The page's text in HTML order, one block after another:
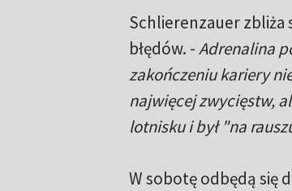
Schlierenzauer zbliża
błędów. -Adrenalina
zakończeniu kariery
najwięcej zwycięstw,
lotnisku i był "na
W sobotę odbędą się